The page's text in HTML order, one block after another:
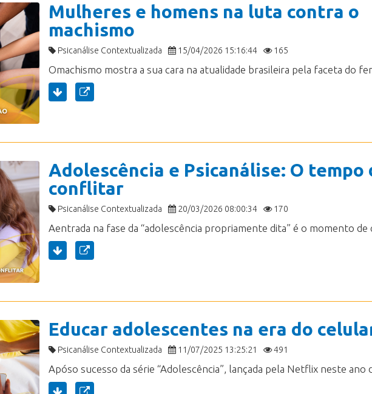
Mulheres e homens na luta contra o
machismo
Psicanálise Contextualizada 15/04/2026 15:16:44 165
Adolescência e Psicanálise: O tempo
conflitar
Psicanálise Contextualizada 20/03/2026 08:00:34 170
Educar adolescentes na era do
Psicanálise Contextualizada 11/07/2025 13:25:21 491